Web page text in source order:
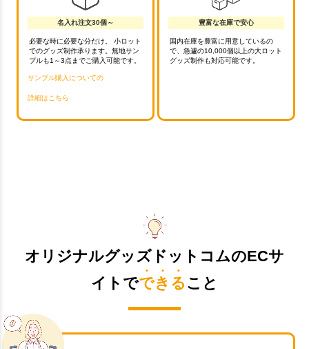
名入れ注文30個～
必要な時に必要な分だけ。 小ロット
でのグッズ制作承ります。無地サン
プルも1～3点までご購入可能です。
サンプル購入についての
詳細はこちら
豊富な在庫で安心
国内在庫を豊富に用意しているの
で、急遽の10,000個以上の大ロット
グッズ制作も対応可能です。
オリジナルグッズドットコムのECサ
イトでできる こと